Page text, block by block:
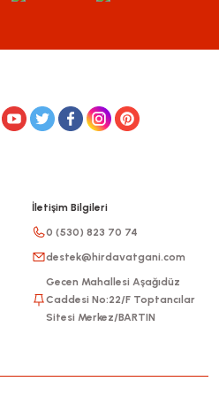
İletişim Bilgileri
0 (530) 823 70 74
destek@hirdavatgani.com
Gecen Mahallesi Aşağıdüz
Caddesi No:22/F Toptancılar
Sitesi Merkez/BARTIN